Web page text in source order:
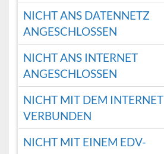
NICHT ANS DATENNETZ
ANGESCHLOSSEN
NICHT ANS INTERNET
ANGESCHLOSSEN
NICHT MIT DEM INTERNET
VERBUNDEN
NICHT MIT EINEM EDV-